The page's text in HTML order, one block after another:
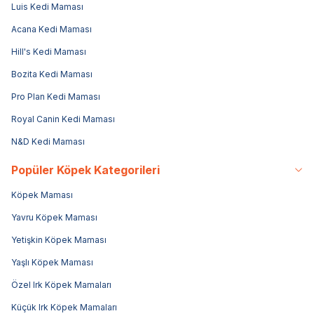
Luis Kedi Maması
Acana Kedi Maması
Hill's Kedi Maması
Bozita Kedi Maması
Pro Plan Kedi Maması
Royal Canin Kedi Maması
N&D Kedi Maması
Popüler Köpek Kategorileri
Köpek Maması
Yavru Köpek Maması
Yetişkin Köpek Maması
Yaşlı Köpek Maması
Özel Irk Köpek Mamaları
Küçük Irk Köpek Mamaları